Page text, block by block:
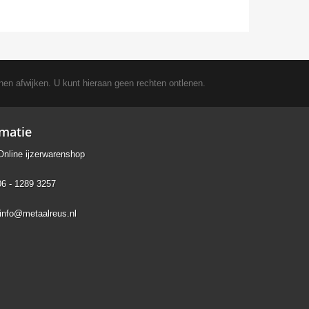
afwijken. U kunt hieraan geen rechten ontlenen.
ijzerwarenshop
- 1289 3257
info@metaalreus.nl